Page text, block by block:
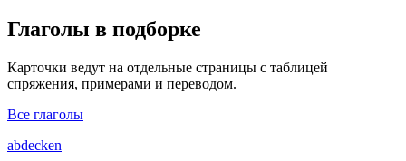
Глаголы в подборке
Карточки ведут на отдельные страницы с таблицей
спряжения, примерами и переводом.
Все глаголы
abdecken